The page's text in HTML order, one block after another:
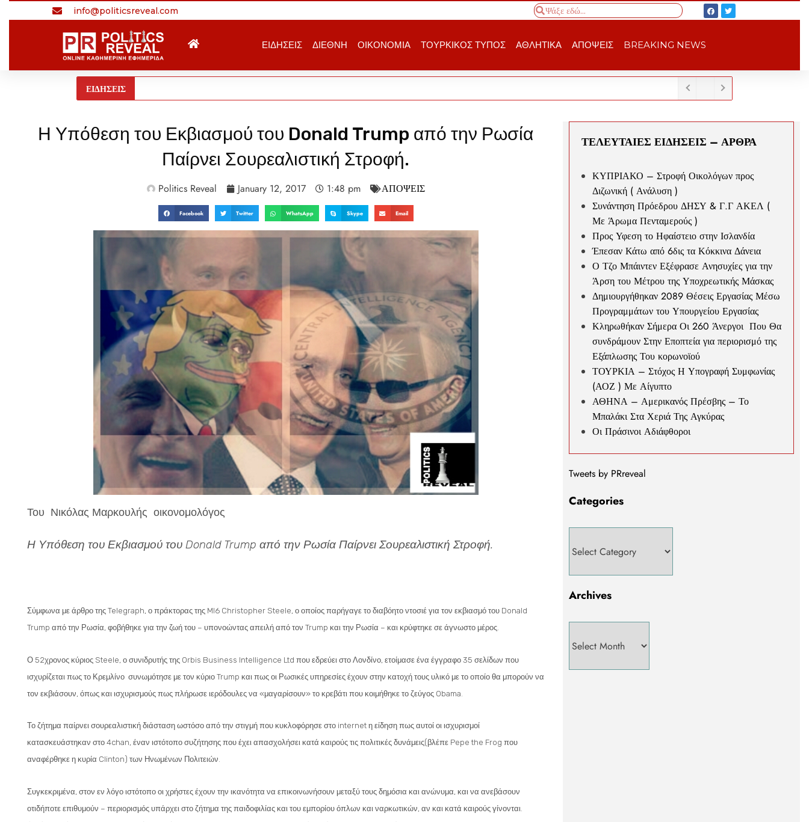
info@politicsreveal.com
ΕΙΔΗΣΕΙΣ ΔΙΕΘΝΗ ΟΙΚΟΝΟΜΙΑ ΤΟΥΡΚΙΚΟΣ ΤΥΠΟΣ ΑΘΛΗΤΙΚΑ ΑΠΟΨΕΙΣ BREAKING NEWS
ΕΙΔΗΣΕΙΣ
Η Υπόθεση του Εκβιασμού του Donald Trump από την Ρωσία
Παίρνει Σουρεαλιστική Στροφή.
Politics Reveal January 12, 2017 1:48 pm ΑΠΟΨΕΙΣ
Facebook Twitter WhatsApp Skype Email
Του Νικόλας Μαρκουλής οικονομολόγος
Η Υπόθεση του Εκβιασμού του Donald Trump από την Ρωσία Παίρνει Σουρεαλιστική Στροφή.
Σύμφωνα με άρθρο της Telegraph, ο πράκτορας της MI6 Christopher Steele, ο οποίος παρήγαγε το διαβόητο ντοσιέ για τον εκβιασμό του Donald
Trump από την Ρωσία, φοβήθηκε για την ζωή του – υπονοώντας απειλή από τον Trump και την Ρωσία – και κρύφτηκε σε άγνωστο μέρος.
Ο 52χρονος κύριος Steele, ο συνιδρυτής της Orbis Business Intelligence Ltd που εδρεύει στο Λονδίνο, ετοίμασε ένα έγγραφο 35 σελίδων που
ισχυρίζεται πως το Κρεμλίνο συνωμότησε με τον κύριο Trump και πως οι Ρωσικές υπηρεσίες έχουν στην κατοχή τους υλικό με το οποίο θα μπορούν να
τον εκβιάσουν, όπως και ισχυρισμούς πως πλήρωσε ιερόδουλες να «μαγαρίσουν» το κρεβάτι που κοιμήθηκε το ζεύγος Obama.
Το ζήτημα παίρνει σουρεαλιστική διάσταση ωστόσο από την στιγμή που κυκλοφόρησε στο internet η είδηση πως αυτοί οι ισχυρισμοί
κατασκευάστηκαν στο 4chan, έναν ιστότοπο συζήτησης που έχει απασχολήσει κατά καιρούς τις πολιτικές δυνάμεις(βλέπε Pepe the Frog που
αναφέρθηκε η κυρία Clinton) των Ηνωμένων Πολιτειών.
Συγκεκριμένα, στον εν λόγο ιστότοπο οι χρήστες έχουν την ικανότητα να επικοινωνήσουν μεταξύ τους δημόσια και ανώνυμα, και να ανεβάσουν
οτιδήποτε επιθυμούν – περιορισμός υπάρχει στο ζήτημα της παιδοφιλίας και του εμπορίου όπλων και ναρκωτικών, αν και κατά καιρούς γίνονται.
ΤΕΛΕΥΤΑΙΕΣ ΕΙΔΗΣΕΙΣ – ΑΡΘΡΑ
ΚΥΠΡΙΑΚΟ – Στροφή Οικολόγων προς
Διζωνική ( Ανάλυση )
Συνάντηση Πρόεδρου ΔΗΣΥ & Γ.Γ ΑΚΕΛ (
Με Άρωμα Πενταμερούς )
Προς Υφεση το Ηφαίστειο στην Ισλανδία
Έπεσαν Κάτω από 6δις τα Κόκκινα Δάνεια
Ο Τζο Μπάιντεν Εξέφρασε Ανησυχίες για την
Άρση του Μέτρου της Υποχρεωτικής Μάσκας
Δημιουργήθηκαν 2089 Θέσεις Εργασίας Μέσω
Προγραμμάτων του Υπουργείου Εργασίας
Κληρωθήκαν Σήμερα Οι 260 Άνεργοι Που Θα
συνδράμουν Στην Εποπτεία για περιορισμό της
Εξάπλωσης Του κορωνοϊού
ΤΟΥΡΚΙΑ – Στόχος Η Υπογραφή Συμφωνίας
(ΑΟΖ ) Με Αίγυπτο
ΑΘΗΝΑ – Αμερικανός Πρέσβης – Το
Μπαλάκι Στα Χεριά Της Αγκύρας
Οι Πράσινοι Αδιάφθοροι
Tweets by PRreveal
Categories
Archives